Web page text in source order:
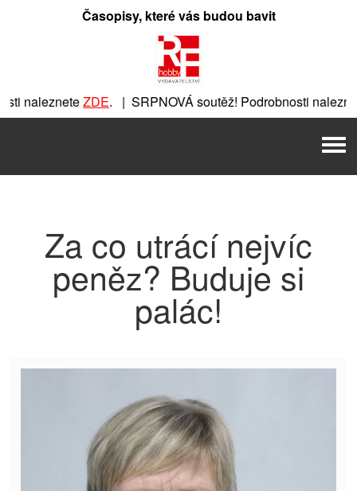
Časopisy, které vás budou bavit
nalezneteZDE. | SRPNOVÁ soutěž! Podrobnosti
. |
Za co utrácí nejvíc
peněz? Buduje si
palác!